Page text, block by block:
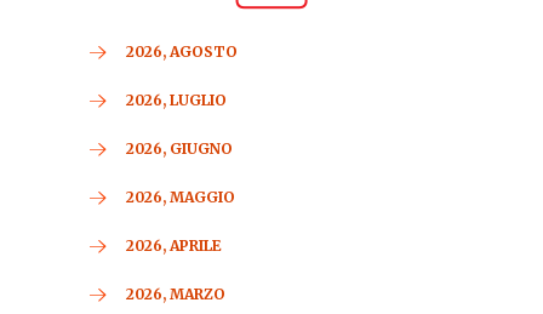
2026, AGOSTO
2026, LUGLIO
2026, GIUGNO
2026, MAGGIO
2026, APRILE
2026, MARZO